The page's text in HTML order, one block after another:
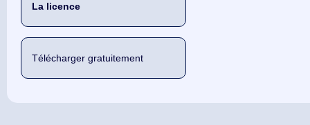
La licence
Télécharger gratuitement